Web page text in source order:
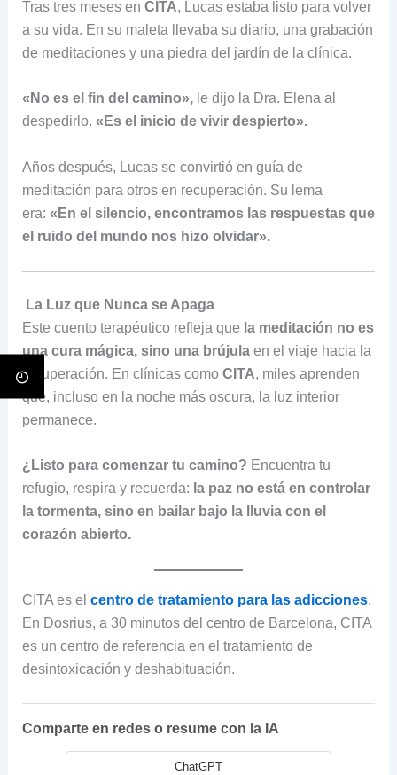
Tras tres meses en CITA, Lucas estaba listo para volver
a su vida. En su maleta llevaba su diario, una grabación
de meditaciones y una piedra del jardín de la clínica.
«No es el fin del camino»,le dijo la Dra. Elena al
despedirlo. «Es el inicio de vivir despierto».
Años después, Lucas se convirtió en guía de
meditación para otros en recuperación. Su lema
era: «En el silencio, encontramos las respuestas que
el ruido del mundo nos hizo olvidar».
La Luz que Nunca se Apaga
Este cuento terapéutico refleja que la meditación no es
una cura mágica, sino una brújulaen el viaje hacia la
recuperación. En clínicas como CITA, miles aprenden
que, incluso en la noche más oscura, la luz interior
permanece.
¿Listo para comenzar tu camino? Encuentra tu
refugio, respira y recuerda: la paz no está en controlar
la tormenta, sino en bailar bajo la lluvia con el
corazón abierto.
CITA es el centro de tratamiento para las adicciones.
En Dosrius, a 30 minutos del centro de Barcelona, CITA
es un centro de referencia en el tratamiento de
desintoxicación y deshabituación.
Comparte en redes o resume con la IA
ChatGPT